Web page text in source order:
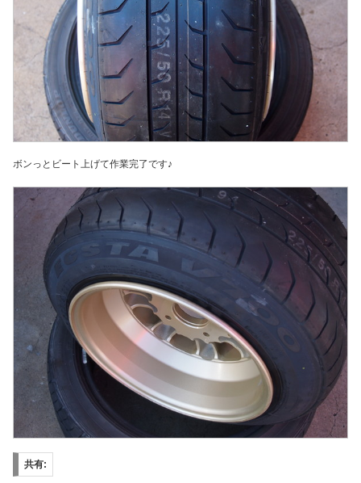
ボンっとビート上げて作業完了です♪
共有: